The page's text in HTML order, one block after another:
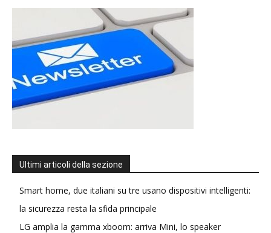
Ultimi articoli della sezione
Smart home, due italiani su tre usano dispositivi intelligenti:
la sicurezza resta la sfida principale
LG amplia la gamma xboom: arriva Mini, lo speaker